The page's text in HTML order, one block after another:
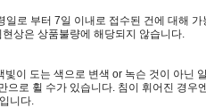
로 부터 7일 이내로 접수된 건에 대해
상은 상품불량에 해당되지 않습니다.
이 도는 색으로 변색 or 녹슨 것이 아닌
로 휠 수가 있습니다. 침이 휘어진 경우
니다.